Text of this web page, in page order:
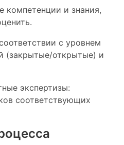
компетенции и знания,
с уровнем
(закрытые/открытые) и
экспертизы:
соответствующих